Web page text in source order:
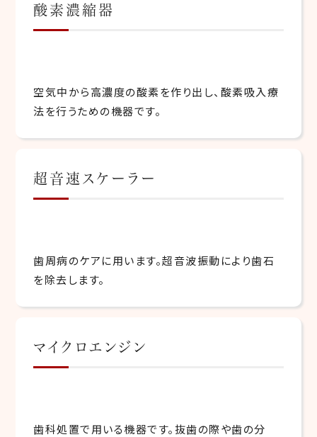
酸素濃縮器
空気中から高濃度の酸素を作り出し、酸素吸入療
法を行うための機器です。
超音速スケーラー
歯周病のケアに用います。超音波振動により歯石
を除去します。
マイクロエンジン
歯科処置で用いる機器です。抜歯の際や歯の分